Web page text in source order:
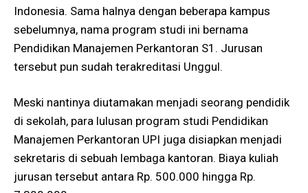
Indonesia. Sama halnya dengan beberapa kampus
sebelumnya, nama program studi ini bernama
Pendidikan Manajemen Perkantoran S1. Jurusan
tersebut pun sudah terakreditasi Unggul.
Meski nantinya diutamakan menjadi seorang pendidik
di sekolah, para lulusan program studi Pendidikan
Manajemen Perkantoran UPI juga disiapkan menjadi
sekretaris di sebuah lembaga kantoran. Biaya kuliah
jurusan tersebut antara Rp. 500.000 hingga Rp.